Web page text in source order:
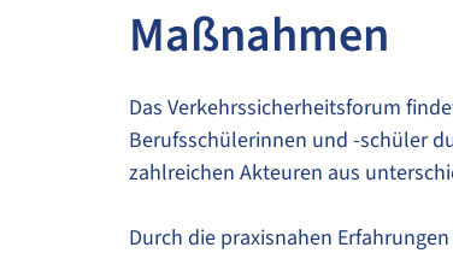
Maßnahmen
Das Verkehrssicherheitsforum
Berufsschülerinnen und -schüler
zahlreichen Akteuren aus
Durch die praxisnahen